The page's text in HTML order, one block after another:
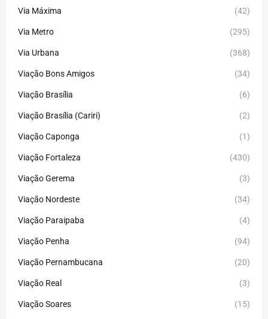
Via Máxima (42)
Via Metro (295)
Via Urbana (368)
Viação Bons Amigos (34)
Viação Brasília (6)
Viação Brasília (Cariri) (2)
Viação Caponga (1)
Viação Fortaleza (430)
Viação Gerema (3)
Viação Nordeste (34)
Viação Paraipaba (4)
Viação Penha (94)
Viação Pernambucana (20)
Viação Real (3)
Viação Soares (15)